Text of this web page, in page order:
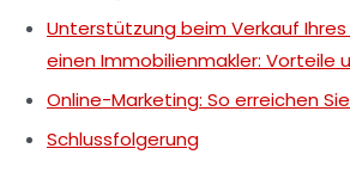
Unterstützung beim Verkauf
einen Immobilienmakler: Vorteile
Online-Marketing: So erreichen
Schlussfolgerung